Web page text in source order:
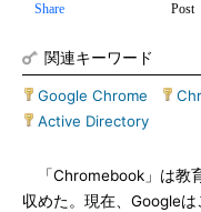
Share Post
関連キーワード
Google Chrome
Active Directory
「Chromebook」は教
収めた。現在、Google